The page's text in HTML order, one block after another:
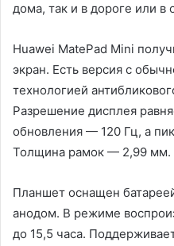
дома, так и в дороге или в
Huawei MatePad Mini
экран. Есть версия с
технологией
Разрешение дисплея
обновления — 120 Гц, а
Толщина рамок — 2,99 мм.
Планшет оснащен
анодом. В режиме
до 15,5 часа.